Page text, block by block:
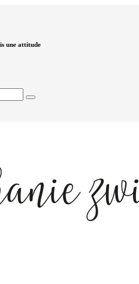
une attitude